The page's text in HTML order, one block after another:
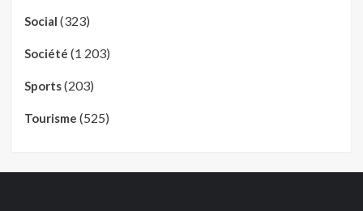
Social (323)
Société (1 203)
Sports(203)
Tourisme (525)